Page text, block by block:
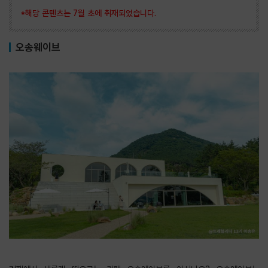
*해당 콘텐츠는 7월 초에 취재되었습니다.
오송웨이브